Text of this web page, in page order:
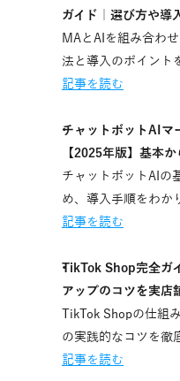
ガイド｜選び方や導
MAとAIを組み合わ
法と導入のポイント
記事を読む
チャットボットAIマ
【2025年版】基本
チャットボットAIの
め、導入手順をわか
記事を読む
TikTok Shop完全ガ
アップのコツを実店
TikTok Shopの仕組
の実践的なコツを徹
記事を読む